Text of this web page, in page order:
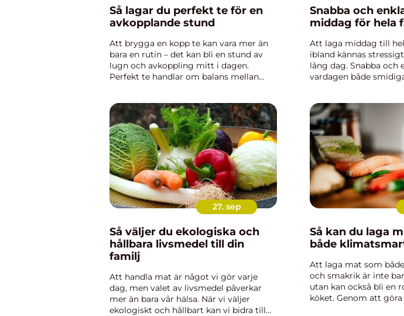
Så lagar du perfekt te för en
avkopplande stund
Att brygga en kopp te kan vara mer än
bara en rutin – det kan bli en stund av
lugn och avkoppling mitt i dagen.
Perfekt te handlar om balans mellan
till...
Snabba och
middag för hela
Att laga middag till
ibland kännas
lång dag. Snabba och
vardagen både
27. sep
Så väljer du ekologiska och
hållbara livsmedel till din
familj
Att handla mat är något vi gör varje
dag, men valet av livsmedel påverkar
mer än bara vår hälsa. När vi väljer
ekologiskt och hållbart kan vi bidra till
Så kan du laga
både
Att laga mat som
och smakrik är inte
utan kan också bli en
köket. Genom att